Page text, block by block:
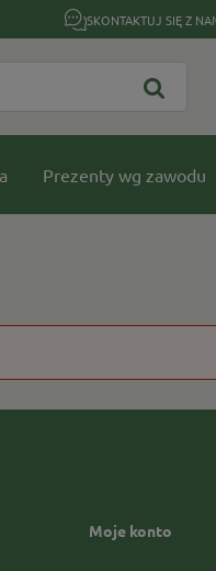
SKONTAKTUJ SIĘ Z
Prezenty wg zawodu
Moje konto